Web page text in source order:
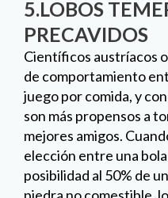
posibilidad al 50% de
piedra no comestible,
la opción arriesgada,
más prudentes
.Los
perros evolucionaron
cauteloso después de
cambio evolutivo de
cazador a su estilo de
basura, lo que ocurrió
fueron domesticados